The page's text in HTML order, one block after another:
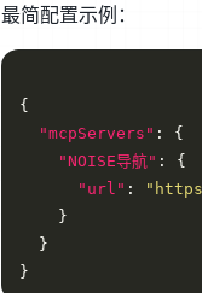
最简配置示例：
"mcpServers"
"NOISE导航"
"url" :